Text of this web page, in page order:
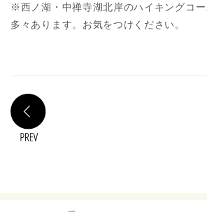
※西ノ湖・中禅寺湖北岸のハイキングコ
多々あります。お気をつけください。